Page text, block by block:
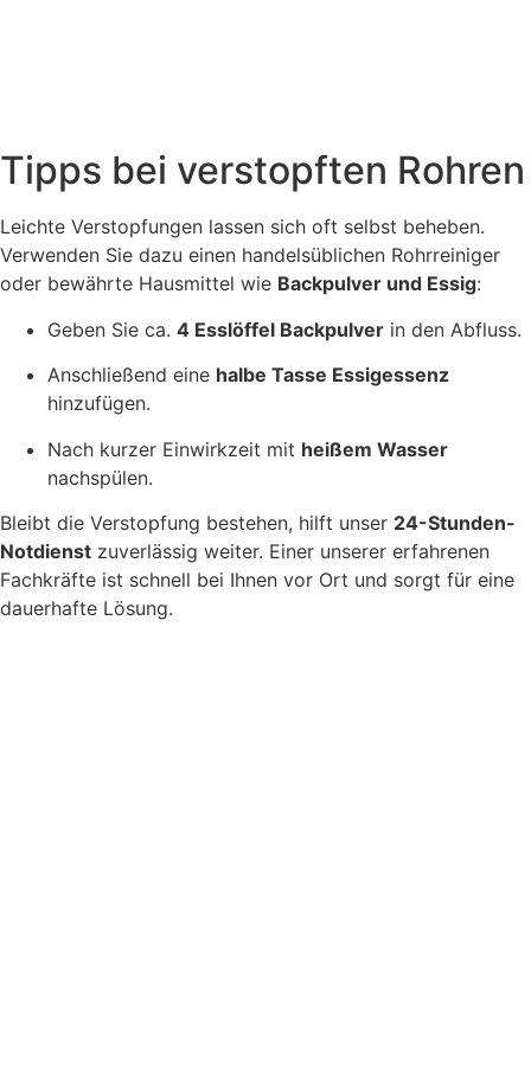
Tipps bei verstopften Rohren
Leichte Verstopfungen lassen sich oft selbst beheben.
Verwenden Sie dazu einen handelsüblichen Rohrreiniger
oder bewährte Hausmittel wie Backpulver und Essig:
Geben Sie ca. 4 Esslöffel Backpulver in den Abfluss.
Anschließend eine halbe Tasse Essigessenz
hinzufügen.
Nach kurzer Einwirkzeit mit heißem Wasser
nachspülen.
Bleibt die Verstopfung bestehen, hilft unser 24-Stunden-
Notdienst zuverlässig weiter. Einer unserer erfahrenen
Fachkräfte ist schnell bei Ihnen vor Ort und sorgt für eine
dauerhafte Lösung.